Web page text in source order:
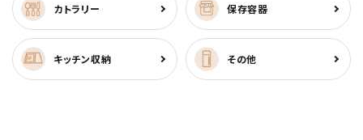
カトラリー 保存容器
キッチン収納 その他